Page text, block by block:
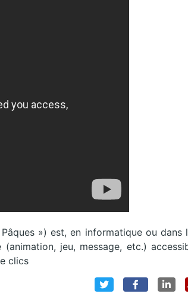
») est, en informatique ou dans
jeu, message, etc.)
clics